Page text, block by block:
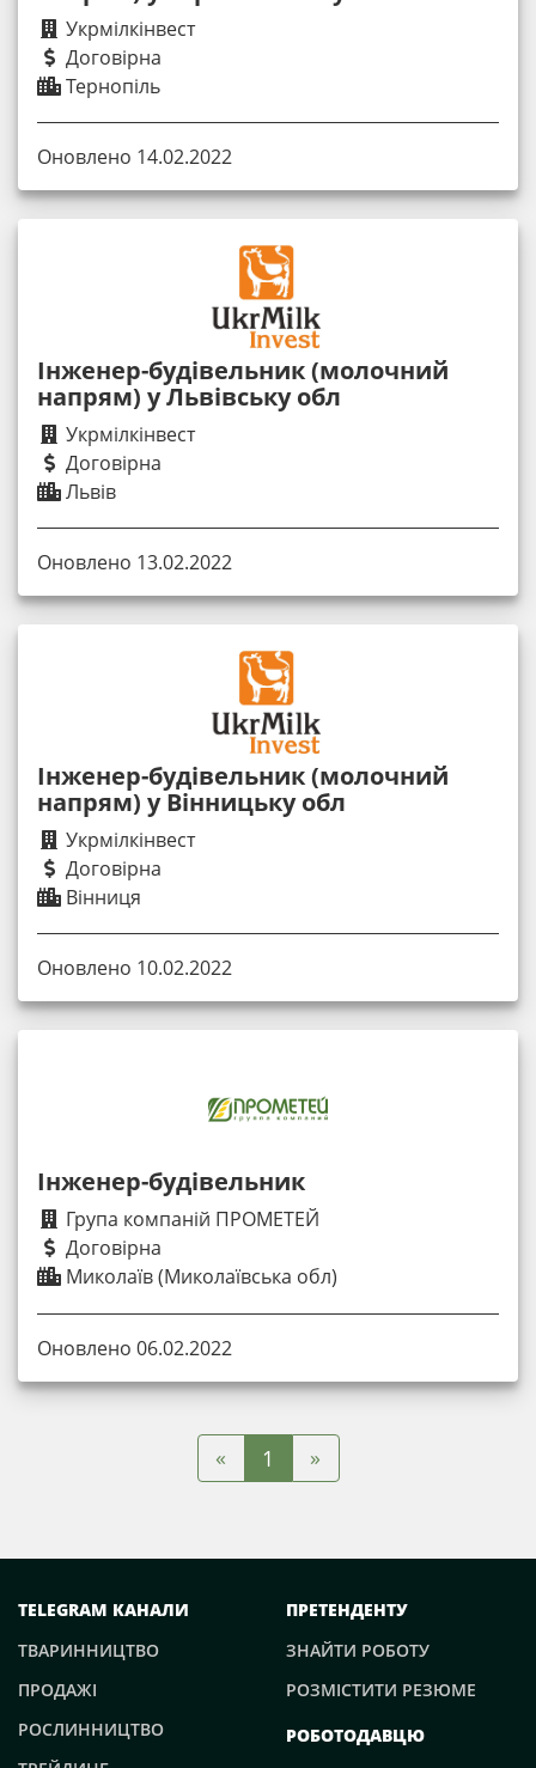
Укрмілкінвест
Договірна
Тернопіль
Оновлено 14.02.2022
Інженер-будівельник (молочний
напрям) у Львівську обл
Укрмілкінвест
Договірна
Львів
Оновлено 13.02.2022
Інженер-будівельник (молочний
напрям) у Вінницьку обл
Укрмілкінвест
Договірна
Вінниця
Оновлено 10.02.2022
Інженер-будівельник
Група компаній ПРОМЕТЕЙ
Договірна
Миколаїв (Миколаївська обл)
Оновлено 06.02.2022
« 1 »
TELEGRAM КАНАЛИ
ТВАРИННИЦТВО
ПРОДАЖІ
РОСЛИННИЦТВО
ПРЕТЕНДЕНТУ
ЗНАЙТИ РОБОТУ
РОЗМІСТИТИ РЕЗЮМЕ
РОБОТОДАВЦЮ